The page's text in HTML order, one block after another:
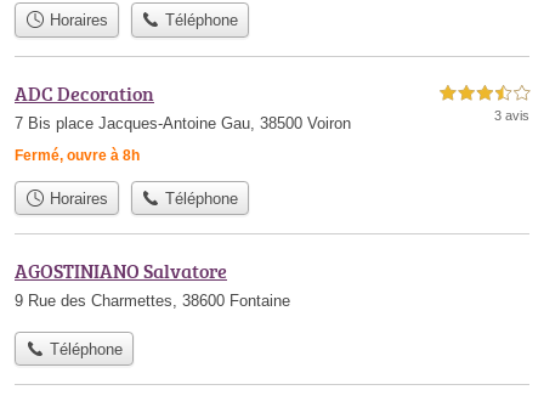
Horaires Téléphone
ADC Decoration
7 Bis place Jacques-Antoine Gau, 38500 Voiron
Fermé, ouvre à 8h
3,5 étoiles sur 5
3 avis
Horaires Téléphone
AGOSTINIANO Salvatore
9 Rue des Charmettes, 38600 Fontaine
Téléphone